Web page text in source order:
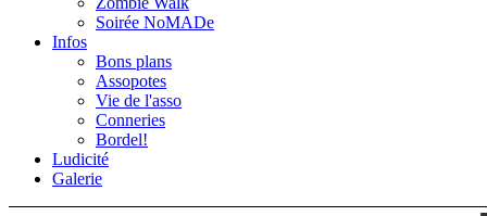
Soirée NoMADe
Infos
Bons plans
Assopotes
Vie de l'asso
Conneries
Bordel!
Ludicité
Galerie